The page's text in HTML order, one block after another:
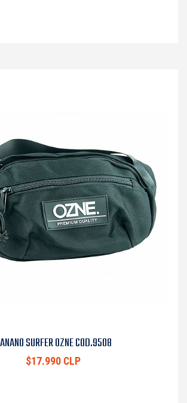
SURFER OZNE COD.9508
$17.990 CLP